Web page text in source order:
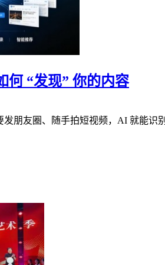
何 “发现” 你的内容
朋友圈、随手拍短视频，AI 就能识